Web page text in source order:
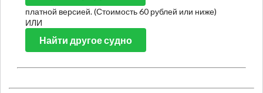
платной версией. (Стоимость 60 рублей или ниже)
ИЛИ
Найти другое судно